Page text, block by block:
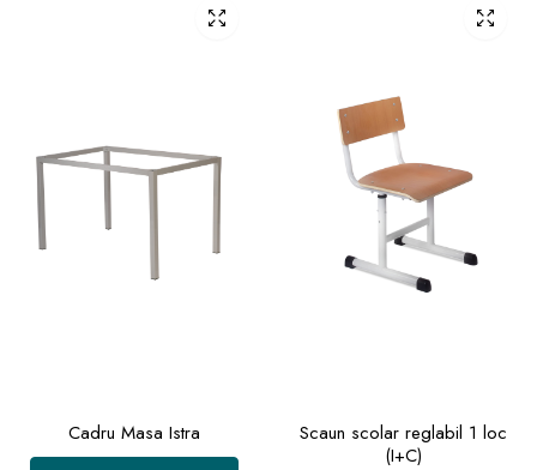
Cadru Masa Istra
Scaun scolar reglabil 1 loc
(I+C)